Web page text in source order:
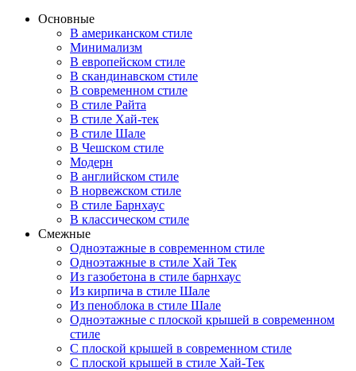
Основные
В американском стиле
Минимализм
В европейском стиле
В скандинавском стиле
В современном стиле
В стиле Райта
В стиле Хай-тек
В стиле Шале
В Чешском стиле
Модерн
В английском стиле
В норвежском стиле
В стиле Барнхаус
В классическом стиле
Смежные
Одноэтажные в современном стиле
Одноэтажные в стиле Хай Тек
Из газобетона в стиле барнхаус
Из кирпича в стиле Шале
Из пеноблока в стиле Шале
Одноэтажные с плоской крышей в современном
стиле
С плоской крышей в современном стиле
С плоской крышей в стиле Хай-Тек